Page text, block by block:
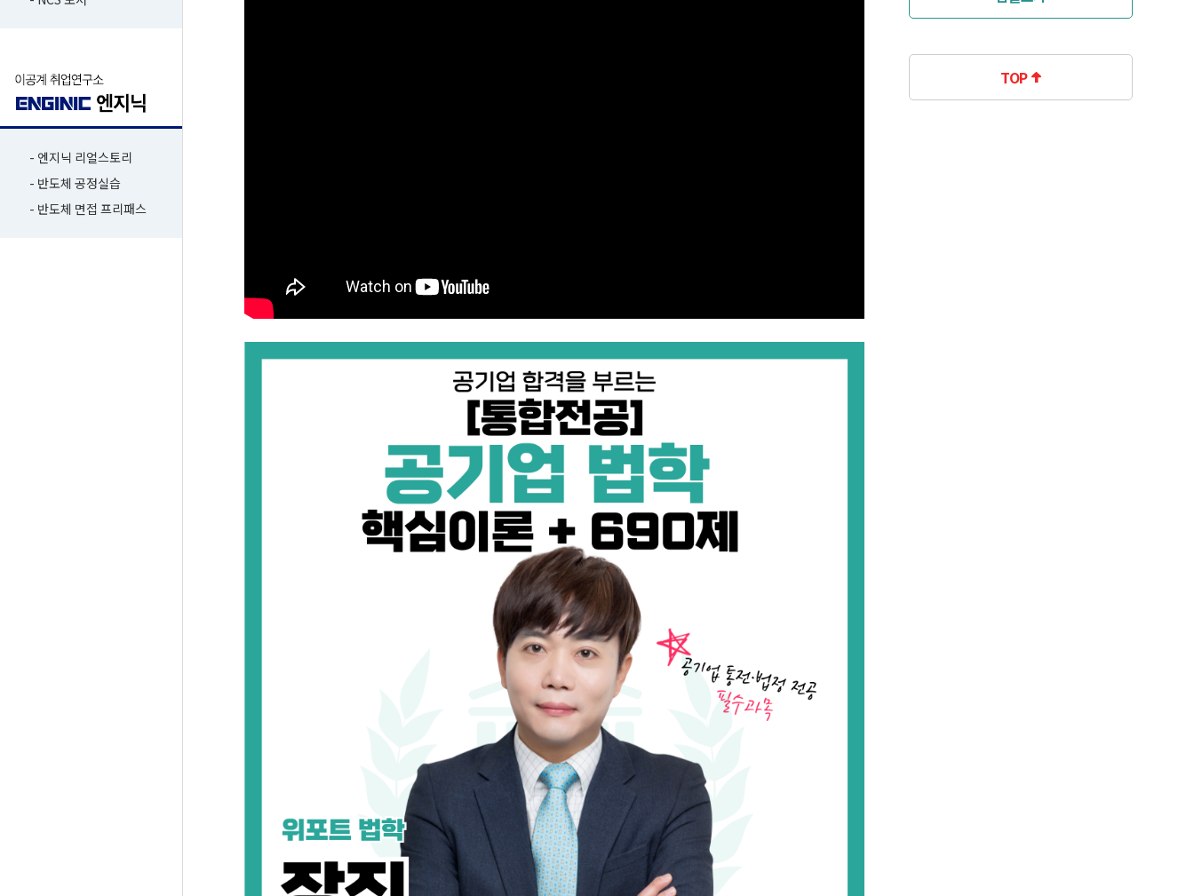
- 엔지닉 리얼스토리
- 반도체 공정실습
- 반도체 면접 프리패스
TOP